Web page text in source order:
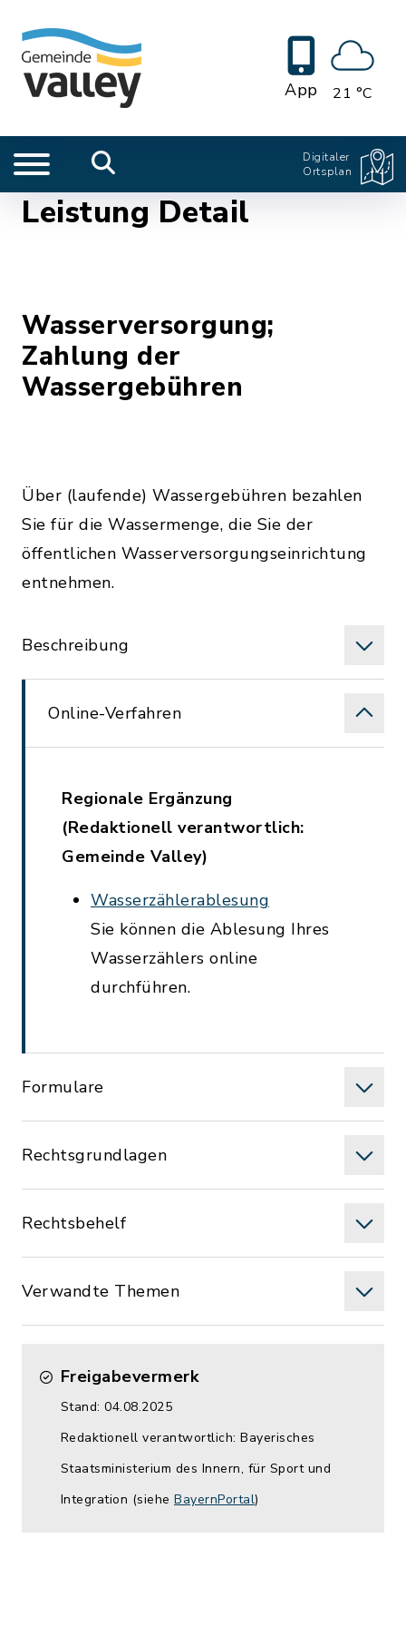
App 21 °C
Digitaler
Ortsplan
Leistung Detail
Wasserversorgung;
Zahlung der
Wassergebühren
Über (laufende) Wassergebühren bezahlen
Sie für die Wassermenge, die Sie der
öffentlichen Wasserversorgungseinrichtung
entnehmen.
Beschreibung
Online-Verfahren
Regionale Ergänzung
(Redaktionell verantwortlich:
Gemeinde Valley)
Wasserzählerablesung
Sie können die Ablesung Ihres
Wasserzählers online
durchführen.
Formulare
Rechtsgrundlagen
Rechtsbehelf
Verwandte Themen
Freigabevermerk
Stand: 04.08.2025
Redaktionell verantwortlich: Bayerisches
Staatsministerium des Innern, für Sport und
Integration (siehe BayernPortal)